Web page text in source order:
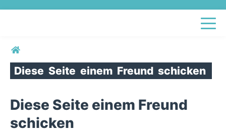
Sie sind hier
Diese Seite einem Freund schicken
Diese Seite einem Freund
schicken